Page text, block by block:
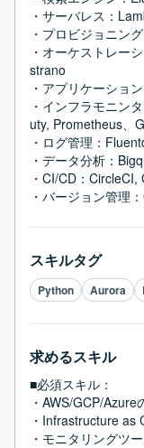
・サーバレス：
・プロビジョニン
・オーケストレー
strano
・アプリケーショ
・インフラモニン
uty, Prometheus、
・ログ管理：
・データ分析：
・CI/CD：
・バージョン管理
スキルタグ
Python Aurora
求めるスキル
■必須スキル：
・AWS/GCP/
・Infrastructure as
・モニタリングツ